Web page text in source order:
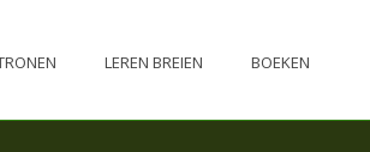
LEREN BREIEN BOEKEN